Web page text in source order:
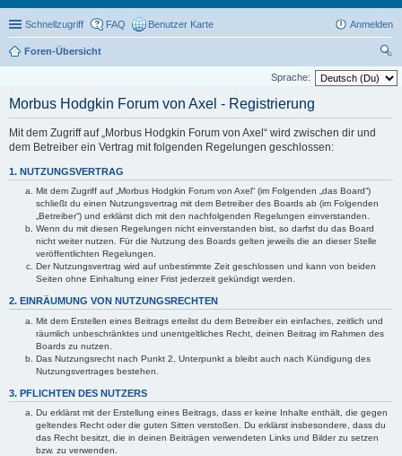
Schnellzugriff FAQ Benutzer Karte Anmelden
Foren-Übersicht
uc
Sprache:
Morbus Hodgkin Forum von Axel - Registrierung
Mit dem Zugriff auf „Morbus Hodgkin Forum von Axel“ wird zwischen dir und
dem Betreiber ein Vertrag mit folgenden Regelungen geschlossen:
1. NUTZUNGSVERTRAG
Mit dem Zugriff auf „Morbus Hodgkin Forum von Axel“ (im Folgenden „das Board“)
schließt du einen Nutzungsvertrag mit dem Betreiber des Boards ab (im Folgenden
„Betreiber“) und erklärst dich mit den nachfolgenden Regelungen einverstanden.
Wenn du mit diesen Regelungen nicht einverstanden bist, so darfst du das Board
nicht weiter nutzen. Für die Nutzung des Boards gelten jeweils die an dieser Stelle
veröffentlichten Regelungen.
Der Nutzungsvertrag wird auf unbestimmte Zeit geschlossen und kann von beiden
Seiten ohne Einhaltung einer Frist jederzeit gekündigt werden.
2. EINRÄUMUNG VON NUTZUNGSRECHTEN
Mit dem Erstellen eines Beitrags erteilst du dem Betreiber ein einfaches, zeitlich und
räumlich unbeschränktes und unentgeltliches Recht, deinen Beitrag im Rahmen des
Boards zu nutzen.
Das Nutzungsrecht nach Punkt 2, Unterpunkt a bleibt auch nach Kündigung des
Nutzungsvertrages bestehen.
3. PFLICHTEN DES NUTZERS
Du erklärst mit der Erstellung eines Beitrags, dass er keine Inhalte enthält, die gegen
geltendes Recht oder die guten Sitten verstoßen. Du erklärst insbesondere, dass du
das Recht besitzt, die in deinen Beiträgen verwendeten Links und Bilder zu setzen
bzw. zu verwenden.